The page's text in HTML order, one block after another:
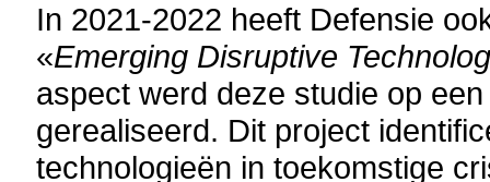
In 2021-2022 heeft Defensie
«Emerging Disruptive
aspect werd deze studie op
gerealiseerd. Dit project
technologieën in toekomstige